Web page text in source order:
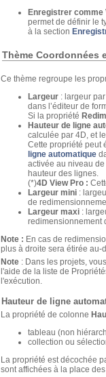
Enregistrer comme
permet de définir le
à la section
Thème Coordonnées
Ce thème regroupe les
Largeur : largeur
dans l’éditeur de
Si la propriété
Hauteur de ligne
calculée par 4D, et
Cette propriété peut
ligne automatique
activée au niveau
hauteur des lignes.
(*)4D View Pro :
Largeur mini :
de
Largeur maxi :
redimensionnement
Note : En cas de
plus à droite sera étirée
Note : Dans les projets,
l'aide de la liste de
l'exécution.
Hauteur de ligne
La propriété de colonne
tableau (non
collection ou
La propriété est décochée
sont affichées à la place